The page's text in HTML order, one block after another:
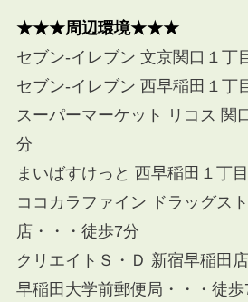
★★★周辺環境★★★
セブン-イレブン 文京関口１丁
セブン-イレブン 西早稲田１丁
スーパーマーケット リコス 関
分
まいばすけっと 西早稲田１丁
ココカラファイン ドラッグス
店・・・徒歩7分
クリエイトＳ・Ｄ 新宿早稲田
早稲田大学前郵便局・・・徒歩